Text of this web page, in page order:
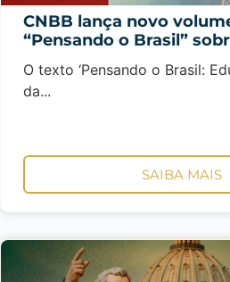
CNBB lança novo
“Pensando o Brasil”
O texto ‘Pensando o Brasil:
da...
SAIBA MAIS